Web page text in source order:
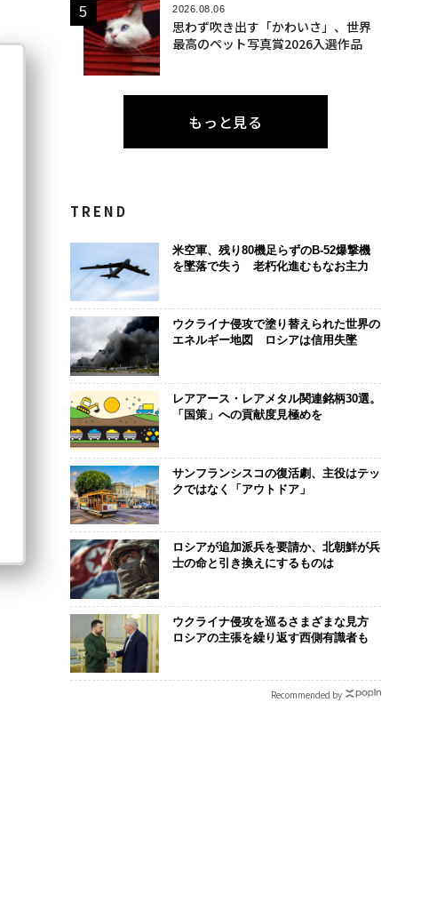
2026.08.06
思わず吹き出す「かわいさ」、世界
最高のペット写真賞2026入選作品
もっと見る
TREND
米空軍、残り80機足らずのB-52爆撃機
を墜落で失う 老朽化進むもなお主力
ウクライナ侵攻で塗り替えられた世界の
エネルギー地図 ロシアは信用失墜
レアアース・レアメタル関連銘柄30選。
「国策」への貢献度見極めを
サンフランシスコの復活劇、主役はテッ
クではなく「アウトドア」
ロシアが追加派兵を要請か、北朝鮮が兵
士の命と引き換えにするものは
ウクライナ侵攻を巡るさまざまな見方
ロシアの主張を繰り返す西側有識者も
Recommended by